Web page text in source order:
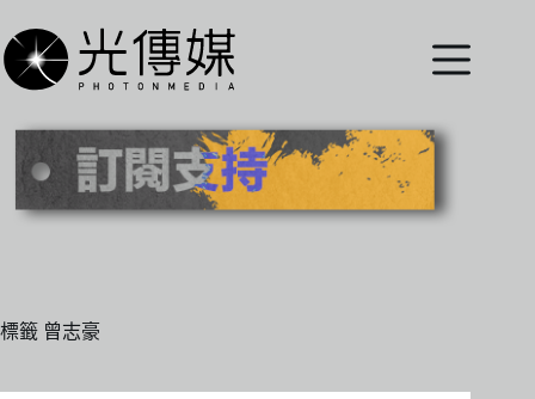
至
主
內
標籤 曾志豪